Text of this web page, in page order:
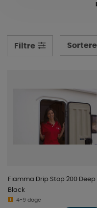
Filtre Sortere
Fiamma Drip Stop 200 Deep
Black
4-9 dage